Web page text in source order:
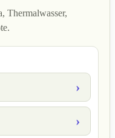
Thermalwasser,